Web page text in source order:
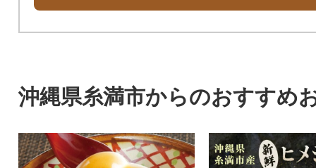
沖縄県糸満市からのおすすめ